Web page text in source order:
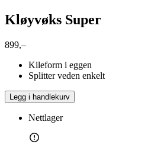
Kløyvøks Super
899,–
Kileform i eggen
Splitter veden enkelt
Legg i handlekurv
Nettlager